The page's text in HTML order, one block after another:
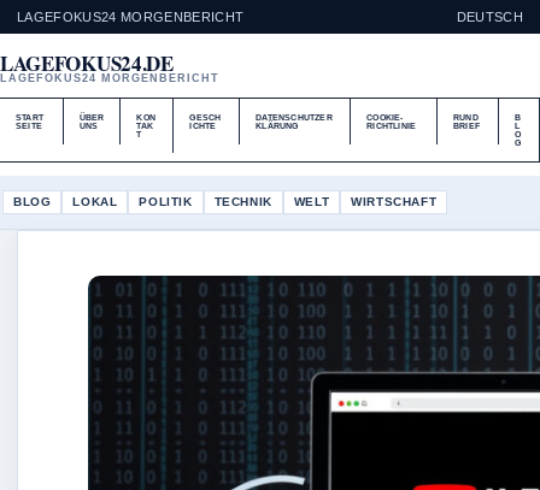
LAGEFOKUS24 MORGENBERICHT DEUTSCH
LAGEFOKUS24.DE
LAGEFOKUS24 MORGENBERICHT
START
SEITE
ÜBER
UNS
KON
TAK
T
GESCH
ICHTE
DATENSCHUTZER
KLÄRUNG
COOKIE-
RICHTLINIE
RUND
BRIEF
B
O
G
BLOG LOKAL POLITIK TECHNIK WELT WIRTSCHAFT